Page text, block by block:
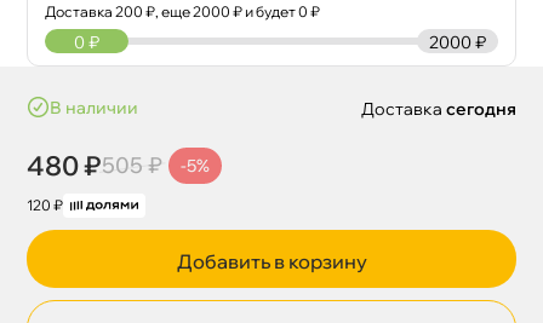
Доставка200 ₽, еще2000 ₽ и будет 0 ₽
2000 ₽
0 ₽
наличии
480 ₽505 ₽ -5%
120 ₽
Доставка сегодня
Добавить в корзину